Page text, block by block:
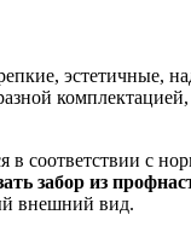
эстетичные,
в соответствии с
забор из
внешний вид.